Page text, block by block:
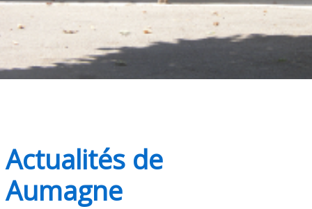
Actualités de
Aumagne